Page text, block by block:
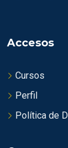
Accesos
Cursos
Perfil
Política de